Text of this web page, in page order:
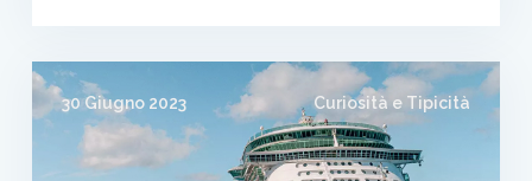
30 Giugno 2023 Curiosità e Tipicità